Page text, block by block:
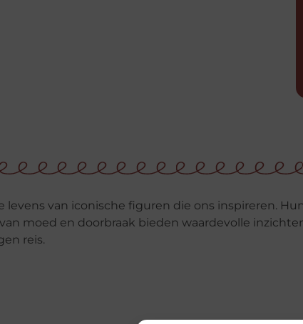
levens van iconische figuren die ons inspireren. Hun
moed en doorbraak bieden waardevolle
reis.